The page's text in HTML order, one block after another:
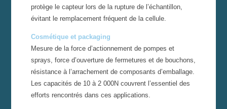
protège le capteur lors de la rupture de l’échantillon,
évitant le remplacement fréquent de la cellule.
Cosmétique et packaging
Mesure de la force d’actionnement de pompes et
sprays, force d’ouverture de fermetures et de bouchons,
résistance à l’arrachement de composants d’emballage.
Les capacités de 10 à 2 000N couvrent l’essentiel des
efforts rencontrés dans ces applications.